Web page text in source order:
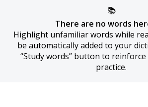
📚
There are no words
Highlight unfamiliar words while
be automatically added to your
“Study words” button to
practice.